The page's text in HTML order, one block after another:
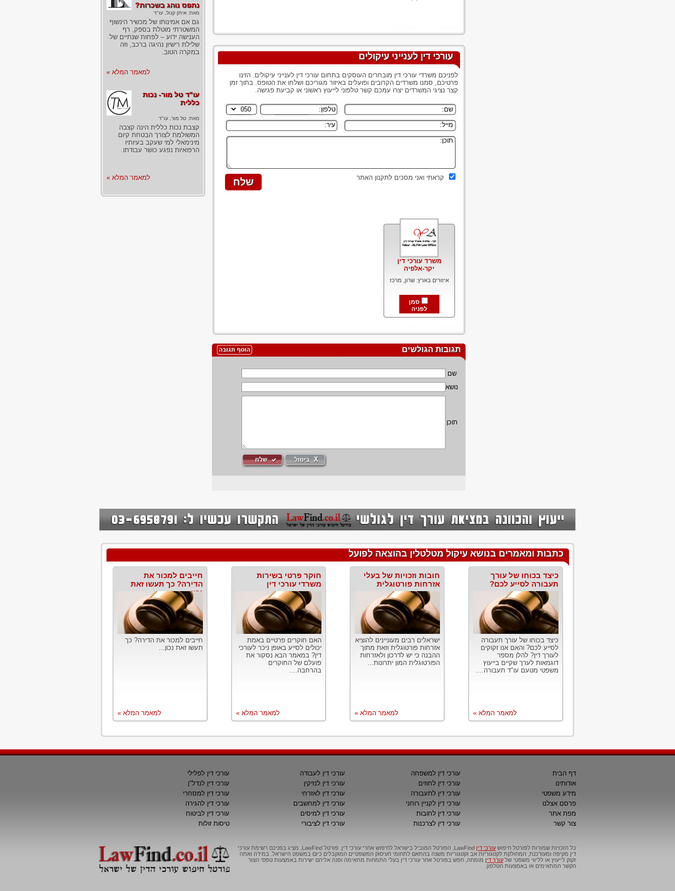
עורכי דין לענייני עיקולים
לפניכם משרדי עורכי דין מובחרים העוסקים בתחום עורכי דין לענייני עיקולים. הזינו
פרטיכם, סמנו משרדים הקרובים ופועלים באיזור מגוריכם ושלחו את הטופס. בתוך זמן
קצר נציגי המשרדים יצרו עמכם קשר טלפוני לייעוץ ראשוני או קביעת פגישה.
קראתי ואני מסכים לתקנון האתר
משרד עורכי דין
יקר-אלפיה
איזורים בארץ: שרון, מרכז
סמן
לפניה
תגובות הגולשים
שם
נושא
תוכן
נתפס נוהג בשכרות?
מאת: איתן קנול, עו"ד
גם אם אמינותו של מכשיר הינשוף
המשטרתי מוטלת בספק, רף
הענישה ידוע – לפחות שנתיים של
שלילת רישיון נהיגה ברכב, וזה
במקרה הטוב.
למאמר המלא »
עו"ד טל מור- נכות
כללית
מאת: טל מור, עו"ד
קצבת נכות כללית הינה קצבה
המשולמת לצורך הבטחת קיום
מינימאלי למי שעקב בעיותיו
הרפואיות נפגע כושר עבודתו.
למאמר המלא »
כתבות ומאמרים בנושא עיקול מטלטלין בהוצאה לפועל
כיצד בכוחו של עורך
תעבורה לסייע לכם?
כיצד בכוחו של עורך תעבורה
לסייע לכם? והאם אנו זקוקים
לעורך דין? להלן מספר
דוגמאות לערך שקיים בייעוץ
משפטי מטעם עו"ד תעבורה....
למאמר המלא »
חובות וזכויות של בעלי
אזרחות פורטוגלית
ישראלים רבים מעוניינים להוציא
אזרחות פורטוגלית וזאת מתוך
ההבנה כי יש לדרכון ולאזרחות
הפורטוגלית המון יתרונות...
למאמר המלא »
חוקר פרטי בשירות
משרדי עורכי דין
האם חוקרים פרטיים באמת
יכולים לסייע באופן ניכר לעורכי
דין? במאמר הבא נסקור את
פועלם של החוקרים
בהרחבה....
למאמר המלא »
חייבים למכור את
הדירה? כך תעשו זאת
נכון
חייבים למכור את הדירה? כך
תעשו זאת נכון...
למאמר המלא »
דף הבית
אודותינו
מידע משפטי
פרסם אצלנו
מפת אתר
צור קשר
עורכי דין למשפחה
עורכי דין לחוזים
עורכי דין לתעבורה
עורכי דין לקניין רוחני
עורכי דין לחובות
עורכי דין לצרכנות
עורכי דין לעבודה
עורכי דין לנזיקין
עורכי דין לאזרחי
עורכי דין למחשבים
עורכי דין למיסים
עורכי דין לציבורי
עורכי דין לפלילי
עורכי דין לנדל"ן
עורכי דין למסחרי
עורכי דין להגירה
עורכי דין לביטוח
טיסות זולות
כל הזכויות שמורות לפורטל חיפוש עורכי דין
LawFind, הפורטל המוביל בישראל לחיפוש אחרי עורכי דין. פורטל LawFind, מציג בפניכם רשימת עורכי
דין מקיפה ומעודכנת, המחולקת לקטגוריות אב וקטגוריות משנה בהתאם לתחומי העיסוק המשפטיים המוקבלים כיום במשפט הישראל. במידה ואתה
זקוק לייעוץ או לליווי משפטי של עורך דין מומחה, חפש בפורטל אחר עורכי דין בעלי התמחות מתאימה ופנה אליהם ישירות באמצעות טפסי הצור
הקשר המתאימים או באמצעות הטלפון.